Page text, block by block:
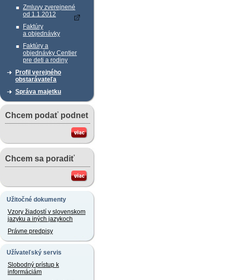
Zmluvy zverejnené
od 1.1.2012
Faktúry
a objednávky
Faktúry a
objednávky Centier
pre deti a rodiny
Profil verejného
obstarávateľa
Správa majetku
Chcem podať podnet
Chcem sa poradiť
Užitočné dokumenty
Vzory žiadostí v slovenskom
jazyku a iných jazykoch
Právne predpisy
Užívateľský servis
Slobodný prístup k
informáciám